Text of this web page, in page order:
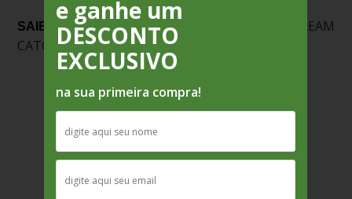
SAIBA MAIS:FILTRO DOS SONHOS – DREAM
CATCHER
Avaliações
e ganhe um
DESCONTO
EXCLUSIVO
na sua primeira compra!